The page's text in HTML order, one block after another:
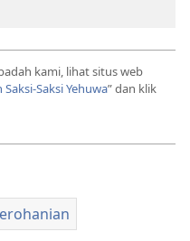
kami, lihat situs web
Saksi Yehuwa” dan klik